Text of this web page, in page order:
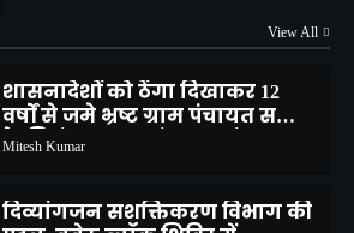
View All
वर्षों से जमे भ्रष्ट ग्राम पंचायत सचिव
के निलंबन, स्थानांतरण एवं
सीबीआई जांच की उठाई मांग
दिव्यांगजन सशक्तिकरण विभाग की
पहल, बबेरू ब्लॉक शिविर में